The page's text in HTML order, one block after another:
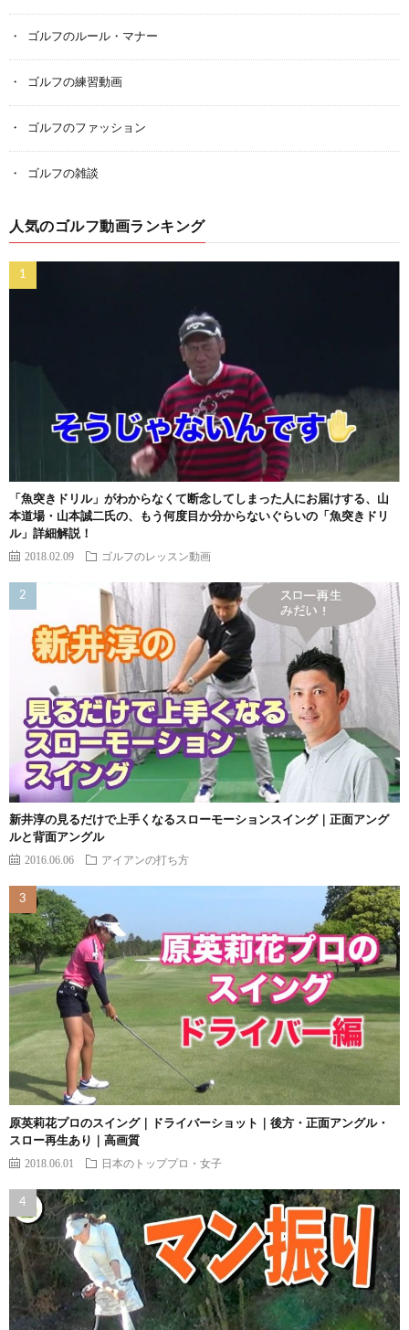
ゴルフのルール・マナー
ゴルフの練習動画
ゴルフのファッション
ゴルフの雑談
人気のゴルフ動画ランキング
「魚突きドリル」がわからなくて断念してしまった人にお届けする、山
本道場・山本誠二氏の、もう何度目か分からないぐらいの「魚突きドリ
ル」詳細解説！
2018.02.09 ゴルフのレッスン動画
新井淳の見るだけで上手くなるスローモーションスイング｜正面アング
ルと背面アングル
2016.06.06 アイアンの打ち方
原英莉花プロのスイング｜ドライバーショット｜後方・正面アングル・
スロー再生あり｜高画質
2018.06.01 日本のトッププロ・女子